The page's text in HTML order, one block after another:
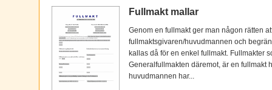
Fullmakt mallar
Genom en fullmakt ger man någon rätten
fullmaktsgivaren/huvudmannen och
kallas då för en enkel fullmakt. Fullmakter
Generalfullmakten däremot, är en fullmakt
huvudmannen har...